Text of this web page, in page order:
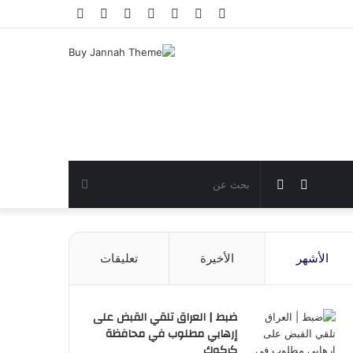
مقال تسجيل
انستقرام يوتيوب تويتر
فيسبوك
عن
الوضع
المظلم
مقال
عشوائي
الأشهر الأخيرة تعليقات
ضبط | العراق تلقي القبض على
إرهابي مطلوب في محافظة